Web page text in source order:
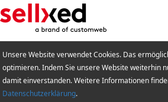
EXTENSIONS
SHOWCASE
Unsere Website verwendet Cookies. Das
optimieren. Indem Sie unsere Website weiterhin
damit einverstanden. Weitere Informationen
Datenschutzerklärung.